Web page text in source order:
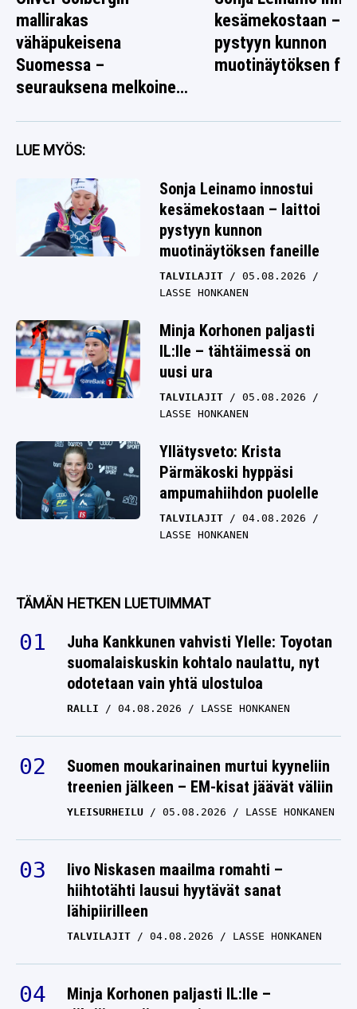
mallirakas
vähäpukeisena
Suomessa –
seurauksena melkoinen
kesämekostaan –
pystyyn kunnon
muotinäytöksen
LUE MYÖS:
Sonja Leinamo innostui
kesämekostaan – laittoi
pystyyn kunnon
muotinäytöksen faneille
TALVILAJIT
05.08.2026
LASSE HONKANEN
Minja Korhonen paljasti
IL:lle – tähtäimessä on
uusi ura
TALVILAJIT
05.08.2026
LASSE HONKANEN
Yllätysveto: Krista
Pärmäkoski hyppäsi
ampumahiihdon puolelle
TALVILAJIT
04.08.2026
LASSE HONKANEN
TÄMÄN HETKEN LUETUIMMAT
Juha Kankkunen vahvisti Ylelle: Toyotan
suomalaiskuskin kohtalo naulattu, nyt
odotetaan vain yhtä ulostuloa
RALLI 04.08.2026 LASSE HONKANEN
Suomen moukarinainen murtui kyyneliin
treenien jälkeen – EM-kisat jäävät väliin
YLEISURHEILU 05.08.2026 LASSE HONKANEN
Iivo Niskasen maailma romahti –
hiihtotähti lausui hyytävät sanat
lähipiirilleen
TALVILAJIT 04.08.2026 LASSE HONKANEN
Minja Korhonen paljasti IL:lle –